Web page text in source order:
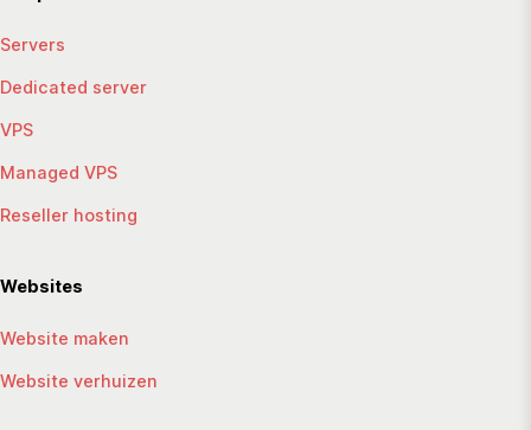
Servers
Dedicated server
VPS
Managed VPS
Reseller hosting
Websites
Website maken
Website verhuizen